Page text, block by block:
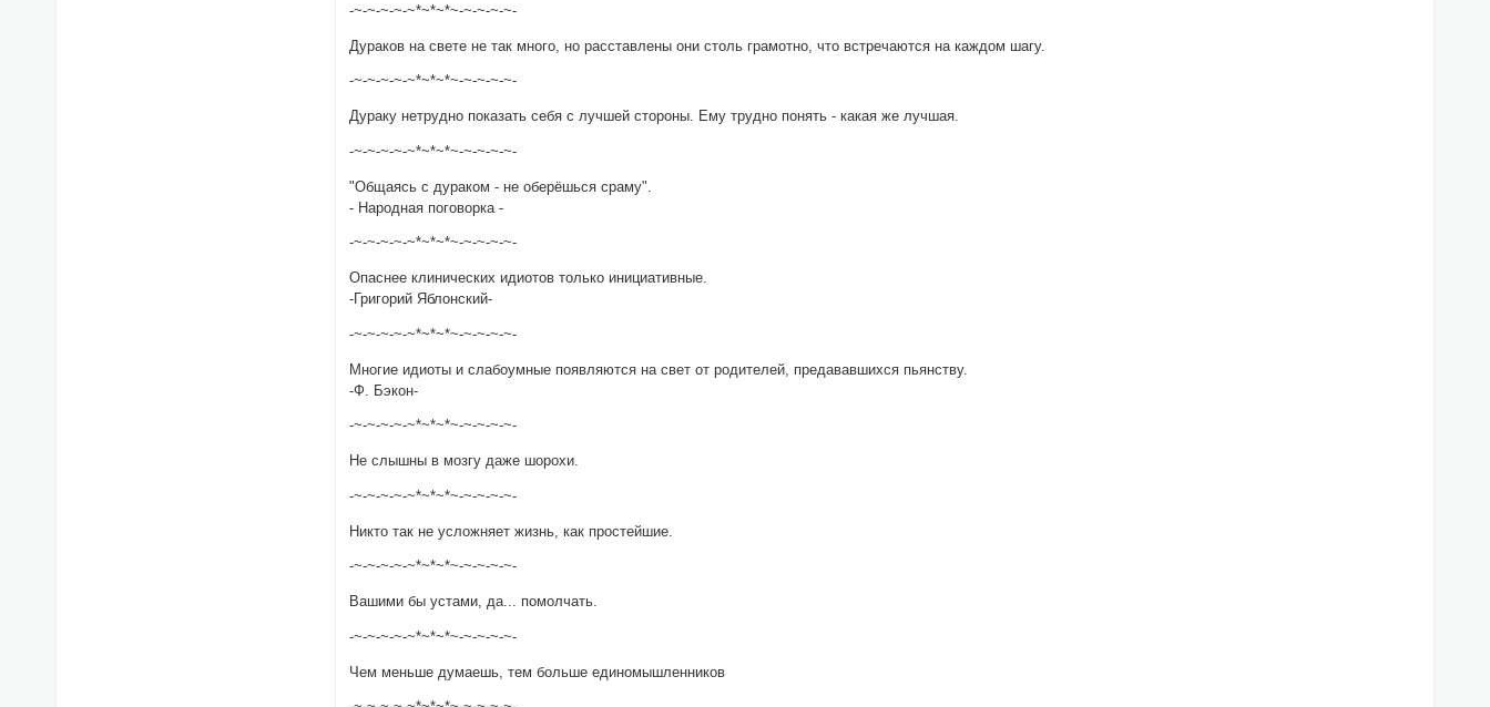
-~-~-~-~-~*~*~*~-~-~-~-~-
Дураков на свете не так много, но расставлены они столь грамотно, что встречаются на каждом шагу.
-~-~-~-~-~*~*~*~-~-~-~-~-
Дураку нетрудно показать себя с лучшей стороны. Ему трудно понять - какая же лучшая.
-~-~-~-~-~*~*~*~-~-~-~-~-
"Общаясь с дураком - не оберёшься сраму".
- Народная поговорка -
-~-~-~-~-~*~*~*~-~-~-~-~-
Опаснее клинических идиотов только инициативные.
-Григорий Яблонский-
-~-~-~-~-~*~*~*~-~-~-~-~-
Многие идиоты и слабоумные появляются на свет от родителей, предававшихся пьянству.
-Ф. Бэкон-
-~-~-~-~-~*~*~*~-~-~-~-~-
Не слышны в мозгу даже шорохи.
-~-~-~-~-~*~*~*~-~-~-~-~-
Никто так не усложняет жизнь, как простейшие.
-~-~-~-~-~*~*~*~-~-~-~-~-
Вашими бы устами, да... помолчать.
-~-~-~-~-~*~*~*~-~-~-~-~-
Чем меньше думаешь, тем больше единомышленников